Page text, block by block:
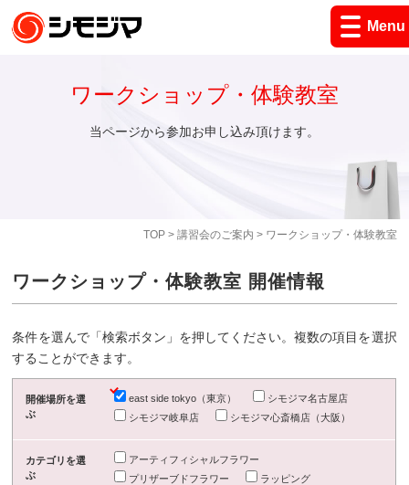
Menu
TOP> 講習会のご案内 > ワークショップ・体験教室
ワークショップ・体験教室
当ページから参加お申し込み頂けます。
ワークショップ・体験教室 開催情報
条件を選んで「検索ボタン」を押してください。複数の項目を選択
することができます。
開催場所を選
ぶ
east side tokyo（東京）
シモジマ名古屋店
シモジマ岐阜店
シモジマ心斎橋店（大阪）
カテゴリを選
ぶ
アーティフィシャルフラワー
プリザーブドフラワー
ラッピング